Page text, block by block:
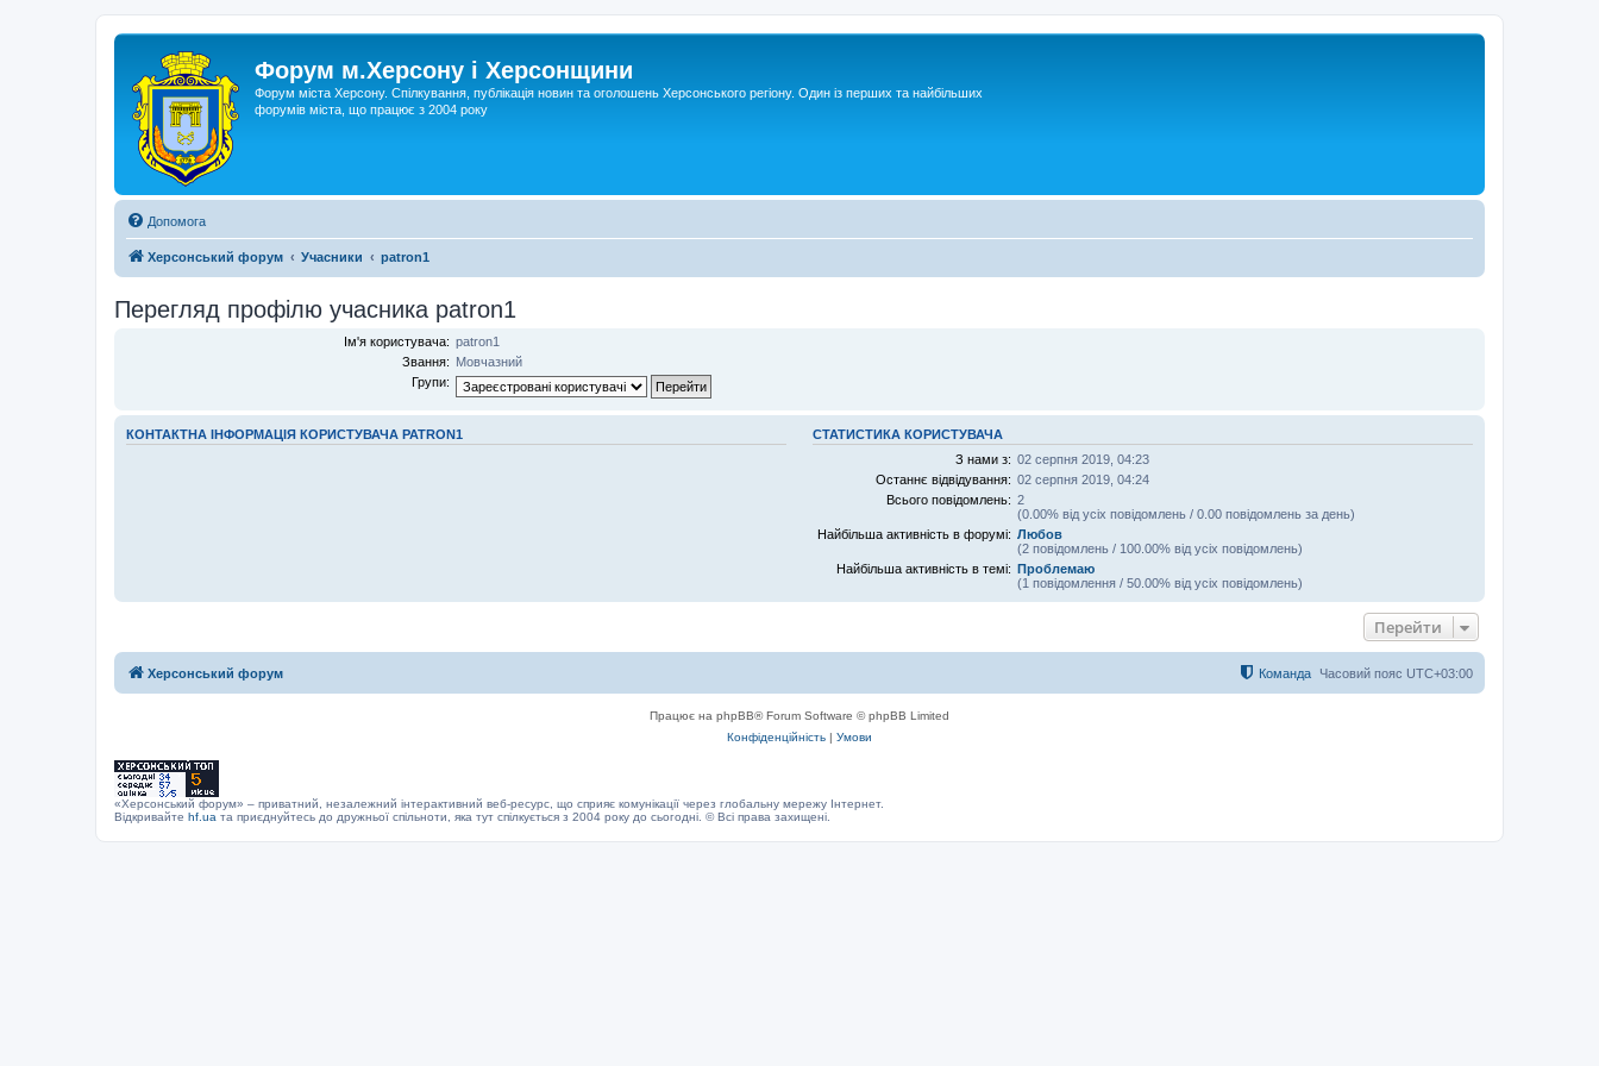
Форум м.Херсону і Херсонщини
Форум міста Херсону. Спілкування, публікація новин та оголошень Херсонського регіону. Один із перших та найбільших
форумів міста, що працює з 2004 року
Допомога
Херсонський форум Учасники patron1
Перегляд профілю учасника patron1
Ім'я користувача: patron1
Звання: Мовчазний
Групи:
КОНТАКТНА ІНФОРМАЦІЯ КОРИСТУВАЧА PATRON1
СТАТИСТИКА КОРИСТУВАЧА
З нами з: 02 серпня 2019, 04:23
Останнє відвідування: 02 серпня 2019, 04:24
Всього повідомлень: 2
(0.00% від усіх повідомлень / 0.00 повідомлень за день)
Найбільша активність в форумі: Любов
(2 повідомлень / 100.00% від усіх повідомлень)
Найбільша активність в темі: Проблемаю
(1 повідомлення / 50.00% від усіх повідомлень)
Перейти
Херсонський форум Часовий пояс UTC+03:00
Команда
Працює на phpBB® Forum Software © phpBB Limited
Конфіденційність | Умови
«Херсонський форум» – приватний, незалежний інтерактивний веб-ресурс, що сприяє комунікації через глобальну мережу Інтернет.
Відкривайте hf.ua та приєднуйтесь до дружньої спільноти, яка тут спілкується з 2004 року до сьогодні. © Всі права захищені.